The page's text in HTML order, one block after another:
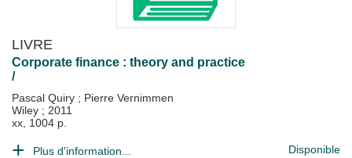
LIVRE
Corporate finance : theory and practice
/
Pascal Quiry ; Pierre Vernimmen
Wiley ; 2011
xx, 1004 p.
Plus d'information... Disponible